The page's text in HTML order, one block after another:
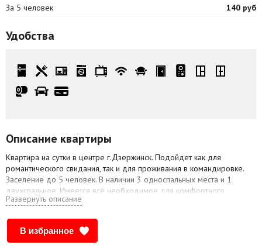
За 5 человек
140 руб
Удобства
Описание квартиры
Квартира на сутки в центре г.Дзержинск. Подойдет как для
романтического свидания, так и для проживания в командировке.
Заселение до 5 человек. В наличии 3 односпальных места и 1
двухспальное. Имеется всё необходимое для комфортного
проживания: WI-FI, смарт ТВ в спальне и на кухне, стиральная
полотенца. Предоставление отчетных документов
командировочным, возможно бесконтактное заселение после 14.00,
выселение до 12.00. Бронь по телефону +37529-689-05-16.
Развернуть описание
В избранное